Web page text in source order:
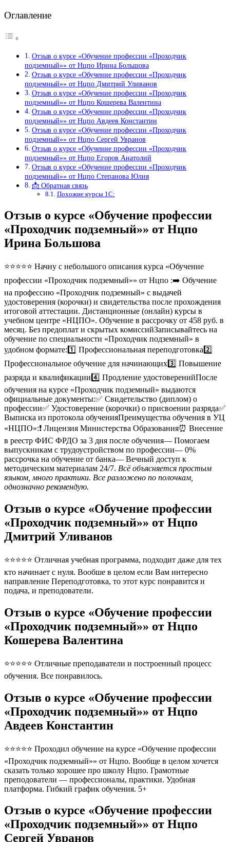
Оглавление
Отзыв о курсе «Обучение профессии «Проходчик
подземный»» от Нцпо Ирина Большова
Отзыв о курсе «Обучение профессии «Проходчик
подземный»» от Нцпо Дмитрий Уливанов
Отзыв о курсе «Обучение профессии «Проходчик
подземный»» от Нцпо Кошерева Валентина
Отзыв о курсе «Обучение профессии «Проходчик
подземный»» от Нцпо Авдеев Константин
Отзыв о курсе «Обучение профессии «Проходчик
подземный»» от Нцпо Сергей Увранов
Отзыв о курсе «Обучение профессии «Проходчик
подземный»» от Нцпо Егоров Анатолий
Отзыв о курсе «Обучение профессии «Проходчик
подземный»» от Нцпо Степанова Юлия
📩 Обратная связь
Похожие курсы 1С:
Отзыв о курсе «Обучение профессии
«Проходчик подземный»» от Нцпо
Ирина Большова
⭐⭐⭐⭐⭐ Начну с небольшого описания курса «Обучение
профессии «Проходчик подземный»» от Нцпо :➡️ Обучение
на профессию «Проходчик подземный» с выдачей
удостоверения (корочки) и свидетельства после прохождения
итоговой аттестации. Дистанционные (онлайн) курсы в
учебном центре «НЦПО». Обучение в рассрочку от 458 руб. в
месяц. Без предоплат и скрытых комиссийЗаписывайтесь на
обучение по специальности «Проходчик подземный» в
удобном формате:1️⃣ Профессиональная переподготовка2️⃣
Профессиональное обучение для начинающих3️⃣ Повышение
разряда и квалификации4️⃣ Продление удостоверенийПосле
обучения на курсе «Проходчик подземный» выдаются
официальные документы:✅ Свидетельство (диплом) о
профессии✅ Удостоверение (корочки) о присвоении разряда✅
Выписка из протокола обученияПреимущества обучения в УЦ
«НЦПО»:❗️ Лицензия Министерства Образования⏰ Внесение
в реестр ФИС ФРДО за 3 дня после обучения— Помогаем
выпускникам с трудоустройством по профессии— 0%
рассрочка на обучение от банка— Вечный доступ к
методическим материалам 24/7. Всё объясняется простым
языком, много практики. Все разложено по полочкам,
однозначно рекомендую.
Отзыв о курсе «Обучение профессии
«Проходчик подземный»» от Нцпо
Дмитрий Уливанов
⭐⭐⭐⭐⭐ Отличная учебная программа, подходит даже для тех
кто начинает с нуля. Вообше в целом если Вам интересно
направление Переподготовка, то этот курс понравится и
подача, и преподователи.
Отзыв о курсе «Обучение профессии
«Проходчик подземный»» от Нцпо
Кошерева Валентина
⭐⭐⭐⭐⭐ Отличные преподаватели и построенный процесс
обучения. Все понравилось.
Отзыв о курсе «Обучение профессии
«Проходчик подземный»» от Нцпо
Авдеев Константин
⭐⭐⭐⭐⭐ Проходил обучение на курсе «Обучение профессии
«Проходчик подземный»» от Нцпо. Вообще в целом хочется
сказать только хорошее про школу Нцпо. Грамотные
преподователи — профессионалы, практики. Удобная
платформа. Гибкий график обучения. 5+
Отзыв о курсе «Обучение профессии
«Проходчик подземный»» от Нцпо
Сергей Увранов